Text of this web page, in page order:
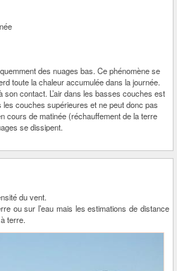
des nuages bas. Ce phénomène se
toute la chaleur accumulée dans la journée.
son contact. L’air dans les basses couches est
les couches supérieures et ne peut donc pas
cours de matinée (réchauffement de la terre
se dissipent.
du vent.
ou sur l’eau mais les estimations de distance
terre.